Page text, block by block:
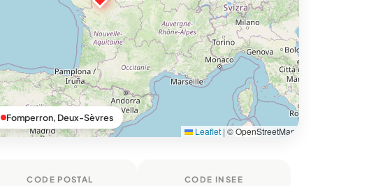
Leaflet | © OpenStreetMap
Fomperron, Deux-Sèvres
CODE POSTAL CODE INSEE